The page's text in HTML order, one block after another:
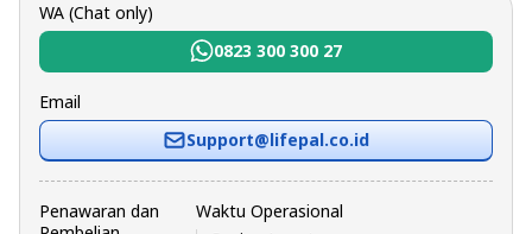
WA (Chat only)
0823 300 300 27
Email
Support@lifepal.co.id
Penawaran dan
Waktu Operasional